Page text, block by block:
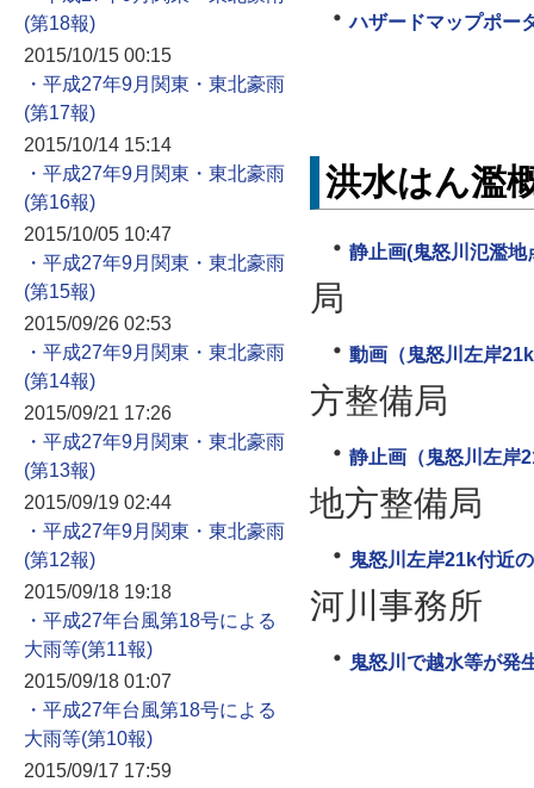
2015/10/15 00:15
・平成27年9月関東・東北豪雨
2015/10/14 15:14
・平成27年9月関東・東北豪雨
2015/10/05 10:47
・平成27年9月関東・東北豪雨
2015/09/26 02:53
・平成27年9月関東・東北豪雨
2015/09/21 17:26
・平成27年9月関東・東北豪雨
2015/09/19 02:44
・平成27年9月関東・東北豪雨
2015/09/18 19:18
・平成27年台風第18号による
大雨等
2015/09/18 01:07
・平成27年台風第18号による
大雨等
2015/09/17 17:59
ハザードマップポー
洪水はん濫
静止画(鬼怒川氾濫
局
動画（鬼怒川左岸
方整備局
静止画（鬼怒川左岸
地方整備局
鬼怒川左岸21k付近
河川事務所
鬼怒川で越水等が発